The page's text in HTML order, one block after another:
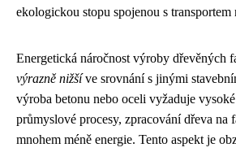
ekologickou stopu spojenou s transportem
Energetická náročnost výroby dřevěných
výrazně nižšíve srovnání s jinými
výroba betonu nebo oceli vyžaduje
průmyslové procesy, zpracování dřeva na
mnohem méně energie. Tento aspekt je